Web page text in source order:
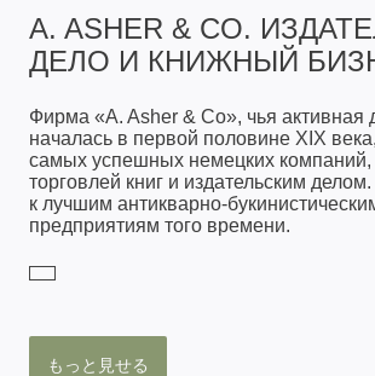
A. ASHER & CO.
ДЕЛО И КНИЖНЫЙ
Фирма «A. Asher & Co», чья активная
началась в первой половине XIX
самых успешных немецких
торговлей книг и издательским
к лучшим антикварно-
предприятиям того времени.
もっと見せる